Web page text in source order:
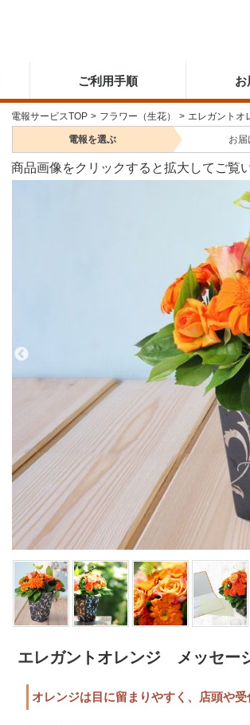
ご利用手順 お
電報サービスTOP > フラワー（生花） > エレガント
電報を選ぶ お届
商品画像をクリックすると拡大してご覧
エレガントオレンジ メッセー
オレンジは目に留まりやすく、店頭や受